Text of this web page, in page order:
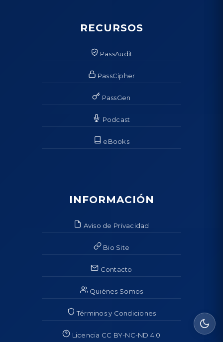
RECURSOS
PassAudit
PassCipher
PassGen
Podcast
eBooks
INFORMACIÓN
Aviso de Privacidad
Bio Site
Contacto
Quiénes Somos
Términos y Condiciones
Licencia CC BY-NC-ND 4.0